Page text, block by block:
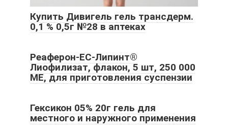
Купить Дивигель гель трансдерм.
0,1 % 0,5г №28 в аптеках
Реаферон-ЕС-Липинт®
Лиофилизат, флакон, 5 шт, 250 000
МЕ, для приготовления суспензии
Гексикон 05% 20г гель для
местного и наружного применения